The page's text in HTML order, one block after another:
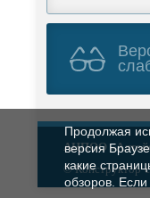
АНПОО
© Конструктор
Продолжая
версия
какие
обзоров.